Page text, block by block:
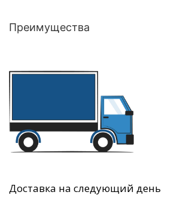
Преимущества
Доставка на следующий день